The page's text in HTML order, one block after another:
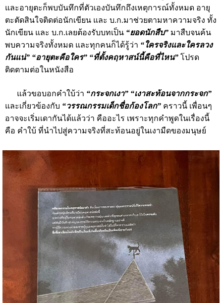
และอายุตะก็พบบันทึกที่ตัวเองบันทึกถึงเหตุการณ์ทั้งหมด อายุ
ตะตัดสินใจติดต่อนักเขียน และ บ.ก.มาช่วยตามหาความจริง ทั้ง
นักเขียน และ บ.ก.เลยต้องรับบทเป็น “ยอดนักสืบ” มาสืบจนค้น
พบความจริงทั้งหมด และทุกคนก็ได้รู้ว่า “ใครจริงและใครลวง
กันแน่” “อายุตะคือใคร” “ที่ตั้งคฤหาสน์นี้คือที่ไหน” โปรด
ติดตามต่อในหนังสือ
แล้วขอบอกคำใบ้ว่า “กระจกเงา” “เงาสะท้อนจากกระจก”
และเกี่ยวข้องกับ “วรรณกรรมเด็กชื่อก้องโลก” คราวนี้ เพื่อนๆ
อาจจะเริ่มเดากันได้แล้วว่า คืออะไร เพราะทุกคำพูดในเรื่องนี้
คือ คำใบ้ ที่นำไปสู่ความจริงที่สะท้อนอยู่ในเงามืดของมนุษย์